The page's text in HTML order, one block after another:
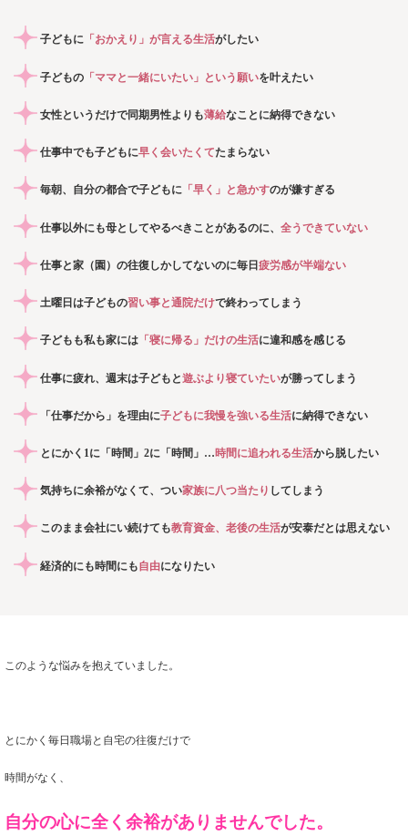
子どもに 「おかえり」が言える生活がしたい
子どもの 「ママと一緒にいたい」という願いを叶えたい
女性というだけで同期男性よりも薄給なことに納得できない
仕事中でも子どもに早く会いたくてたまらない
毎朝、自分の都合で子どもに 「早く」と急かすのが嫌すぎる
仕事以外にも母としてやるべきことがあるのに、 全うできていない
仕事と家（園）の往復しかしてないのに毎日疲労感が半端ない
土曜日は子どもの習い事と通院だけで終わってしまう
子どもも私も家には 「寝に帰る」だけの生活に違和感を感じる
仕事に疲れ、週末は子どもと遊ぶより寝ていたいが勝ってしまう
「仕事だから」を理由に子どもに我慢を強いる生活に納得できない
とにかく1に「時間」2に「時間」…時間に追われる生活から脱したい
気持ちに余裕がなくて、つい家族に八つ当たり してしまう
このまま会社にい続けても教育資金、老後の生活が安泰だとは思えない
経済的にも時間にも自由になりたい
このような悩みを抱えていました。
とにかく毎日職場と自宅の往復だけで
時間がなく、
自分の心に全く余裕がありませんでした。